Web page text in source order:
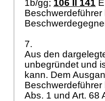
1b/gg; 106 II 141
7.
Aus den
unbegründet und
kann. Dem
Abs. 1 und Art. 68